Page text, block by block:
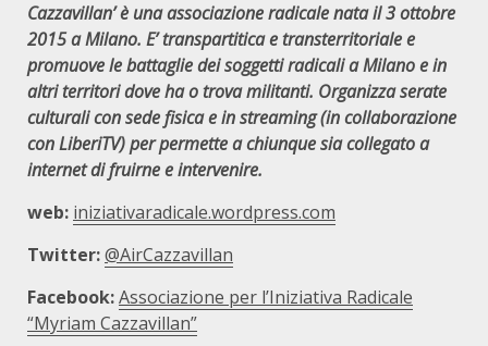
Cazzavillan’ è una associazione radicale nata il 3 ottobre
2015 a Milano. E’ transpartitica e transterritoriale e
promuove le battaglie dei soggetti radicali a Milano e in
altri territori dove ha o trova militanti. Organizza serate
culturali con sede fisica e in streaming (in collaborazione
con LiberiTV) per permette a chiunque sia collegato a
internet di fruirne e intervenire.
web: iniziativaradicale.wordpress.com
Twitter:@AirCazzavillan
Facebook:Associazione per l’Iniziativa Radicale
“Myriam Cazzavillan”